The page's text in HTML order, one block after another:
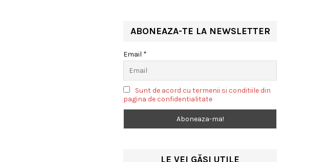
ABONEAZA-TE LA NEWSLETTER
Email *
Sunt de acord cu termenii si conditiile din
pagina de confidentialitate
LE VEI GĂSI UTILE